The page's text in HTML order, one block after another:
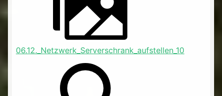
06.12._Netzwerk_Serverschrank_aufstellen_10